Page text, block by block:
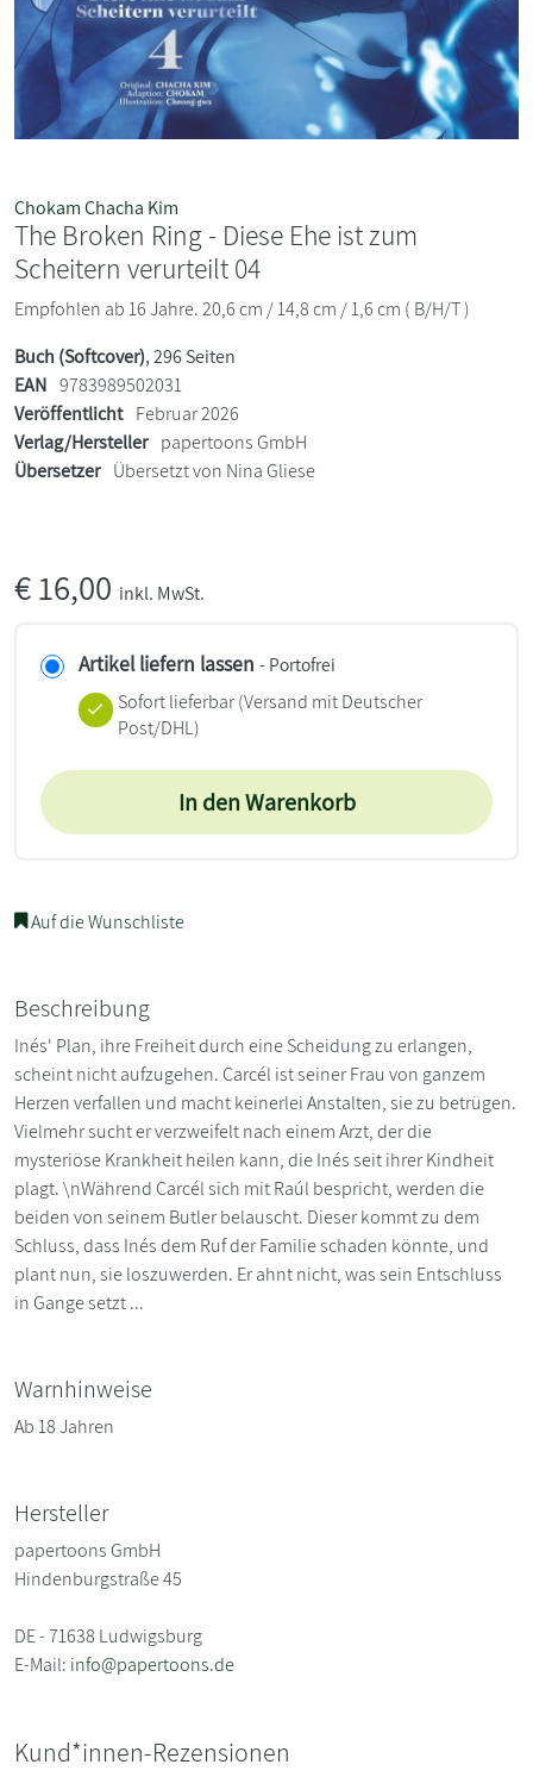
Chokam Chacha Kim
The Broken Ring - Diese Ehe ist zum
Scheitern verurteilt 04
Empfohlen ab 16 Jahre. 20,6 cm / 14,8 cm / 1,6 cm ( B/H/T )
Buch (Softcover), 296 Seiten
EAN 9783989502031
Veröffentlicht Februar 2026
Verlag/Hersteller papertoons GmbH
Übersetzer Übersetzt von Nina Gliese
€16,00 inkl. MwSt.
Artikel liefern lassen - Portofrei
Sofort lieferbar(Versand mit Deutscher
Post/DHL)
In den Warenkorb
Auf die Wunschliste
Beschreibung
Inés' Plan, ihre Freiheit durch eine Scheidung zu erlangen,
scheint nicht aufzugehen. Carcél ist seiner Frau von ganzem
Herzen verfallen und macht keinerlei Anstalten, sie zu betrügen.
Vielmehr sucht er verzweifelt nach einem Arzt, der die
mysteriöse Krankheit heilen kann, die Inés seit ihrer Kindheit
plagt. \nWährend Carcél sich mit Raúl bespricht, werden die
beiden von seinem Butler belauscht. Dieser kommt zu dem
Schluss, dass Inés dem Ruf der Familie schaden könnte, und
plant nun, sie loszuwerden. Er ahnt nicht, was sein Entschluss
in Gange setzt ...
Warnhinweise
Ab 18 Jahren
Hersteller
papertoons GmbH
Hindenburgstraße 45
DE - 71638 Ludwigsburg
E-Mail: info@papertoons.de
Kund*innen-Rezensionen